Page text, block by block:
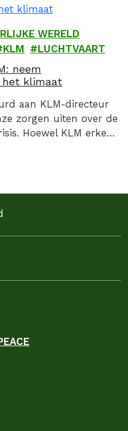
WERELD
KLM LUCHTVAART
neem
het klimaat
aan KLM-directeur
zorgen uiten over de
Hoewel KLM erkent
zien we in de
vragen we KLM om